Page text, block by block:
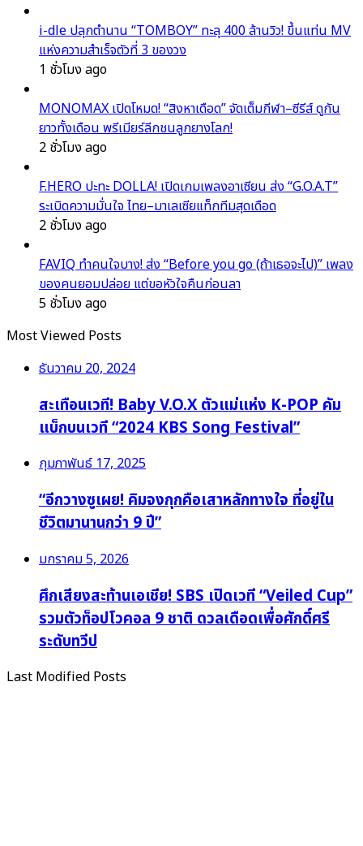
i-dle ปลุกตำนาน “TOMBOY” ทะลุ 400 ล้านวิว! ขึ้นแท่น MV
แห่งความสำเร็จตัวที่ 3 ของวง
1 ชั่วโมง ago
MONOMAX เปิดโหมด! “สิงหาเดือด” จัดเต็มกีฬา–ซีรีส์ ดูกัน
ยาวทั้งเดือน พรีเมียร์ลีกชนลูกยางโลก!
2 ชั่วโมง ago
F.HERO ปะทะ DOLLA! เปิดเกมเพลงอาเซียน ส่ง “G.O.A.T”
ระเบิดความมั่นใจ ไทย–มาเลเซียแท็กทีมสุดเดือด
2 ชั่วโมง ago
FAVIQ ทำคนใจบาง! ส่ง “Before you go (ถ้าเธอจะไป)” เพลง
ของคนยอมปล่อย แต่ขอหัวใจคืนก่อนลา
5 ชั่วโมง ago
Most Viewed Posts
ธันวาคม 20, 2024
สะเทือนเวที! Baby V.O.X ตัวแม่แห่ง K-POP คัม
แบ็กบนเวที “2024 KBS Song Festival”
กุมภาพันธ์ 17, 2025
“อีกวางซูเผย! คิมจงกุกคือเสาหลักทางใจ ที่อยู่ใน
ชีวิตมานานกว่า 9 ปี”
มกราคม 5, 2026
ศึกเสียงสะท้านเอเชีย! SBS เปิดเวที “Veiled Cup”
รวมตัวท็อปโวคอล 9 ชาติ ดวลเดือดเพื่อศักดิ์ศรี
ระดับทวีป
Last Modified Posts